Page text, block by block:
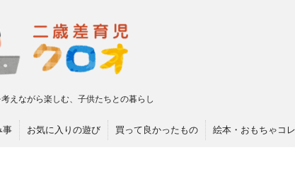
考えながら楽しむ、子供たちとの暮らし
事 お気に入りの遊び 買って良かったもの 絵本・おもちゃコ